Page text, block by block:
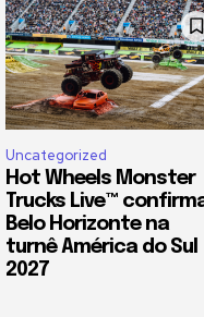
Uncategorized
Hot Wheels Monster
Trucks Live™
Belo Horizonte na
turnê América do Sul
2027